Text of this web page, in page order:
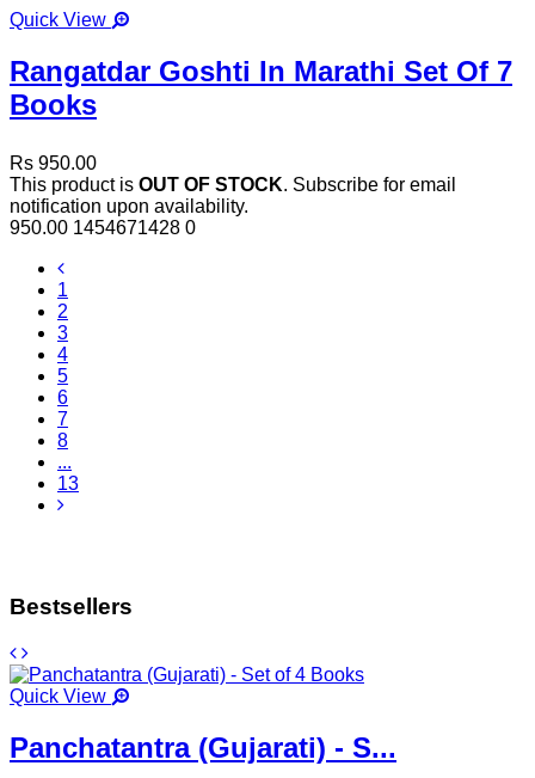
Quick View
Rangatdar Goshti In Marathi Set Of 7
Books
Rs 950.00
This product is OUT OF STOCK. Subscribe for email
notification upon availability.
950.00 1454671428 0
1
2
3
4
5
6
7
8
...
13
Bestsellers
Quick View
Panchatantra (Gujarati) - S...